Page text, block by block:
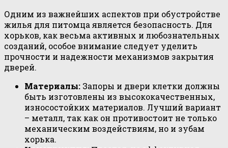
Одним из важнейших аспектов при обустройстве
жилья для питомца является безопасность. Для
хорьков, как весьма активных и любознательных
созданий, особое внимание следует уделить
прочности и надежности механизмов закрытия
дверей.
Материалы: Запоры и двери клетки должны
быть изготовлены из высококачественных,
износостойких материалов. Лучший вариант
– металл, так как он противостоит не только
механическим воздействиям, но и зубам
хорька.